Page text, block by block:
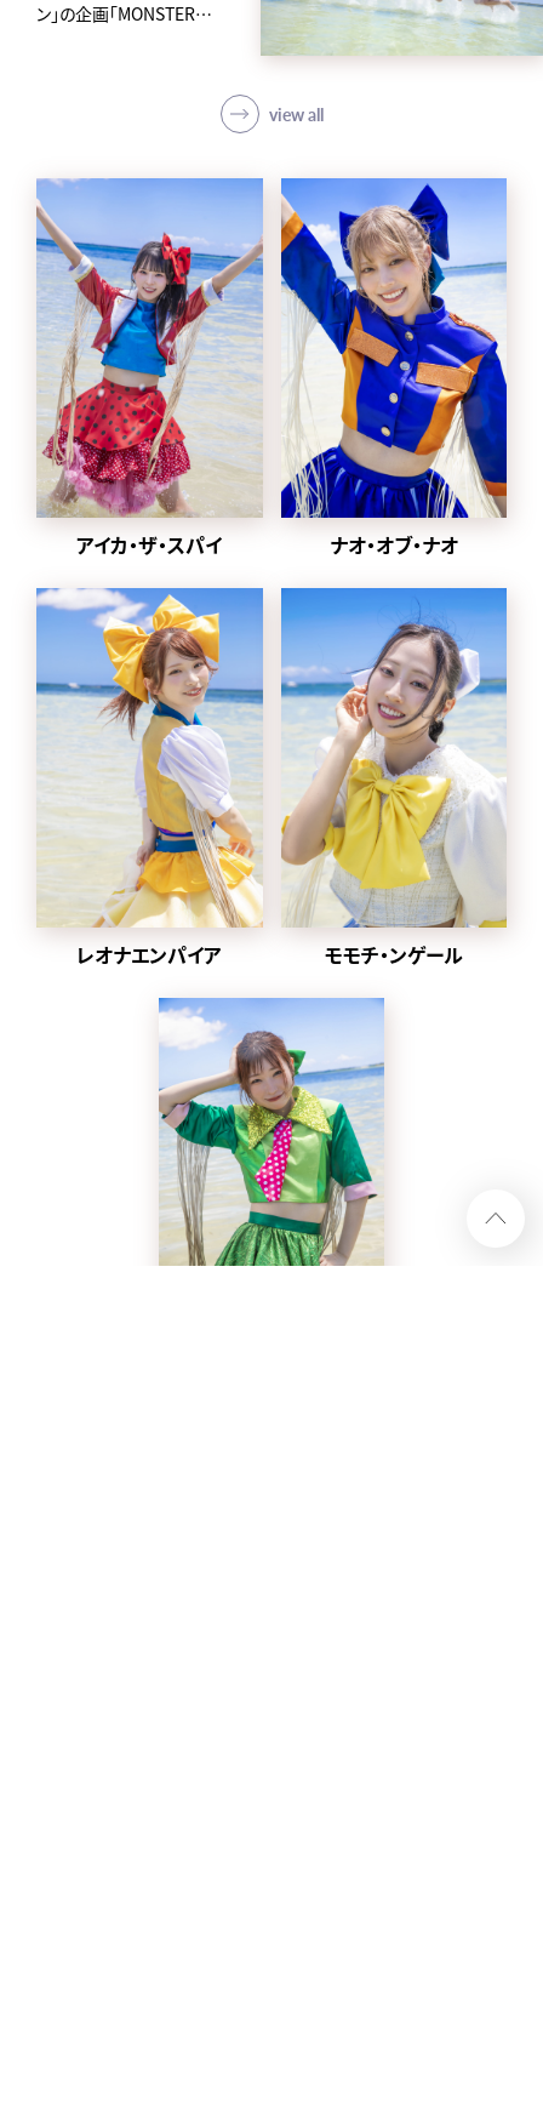
ン」の企画「MONSTER
アイカ・ザ・スパイ、ナオ・オ
ブ・ナオ、レオナエンパイア、
ンスターからなるクロちゃ
んプロデュースの5人組ア
イドルグループ。
avexからメジャーデビュー
後4日という史上最速の早
さで東京ドームに立ち話題
を集め、「第62回 輝く！日本
レコード大賞」新人賞を受
賞。
2024年1月から
2022年に同番組の企画
「MONSTER LOVE」から誕
豆柴の大群都内某所
a.k.a. MONSTERIDOLとし
2025年1月8日に放送され
た「水曜日のダウンタウン」
内で
元々アドバイザーを務めて
いた、クロちゃんがプロデ
ューサー就任、ハナエモン
スターが復帰、
グループ名を戻すことが発
表された。
同日にクロちゃんが作詞し
ル配信がスタート。
view all
アイカ・ザ・スパイ ナオ・オブ・ナオ
レオナエンパイア モモチ・ンゲール